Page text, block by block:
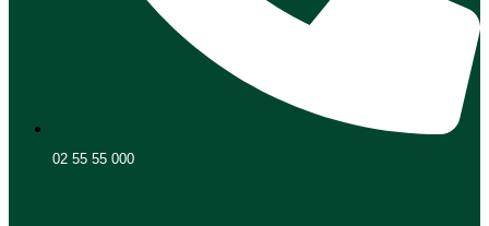
02 55 55 000